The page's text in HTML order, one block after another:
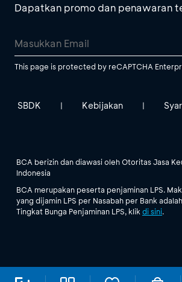
Dapatkan promo dan penawaran
This page is protected by reCAPTCHA
SBDK | Kebijakan |
BCA berizin dan diawasi oleh Otoritas Jasa
Indonesia
BCA merupakan peserta penjaminan LPS.
yang dijamin LPS per Nasabah per Bank
Tingkat Bunga Penjaminan LPS, klik di sini.